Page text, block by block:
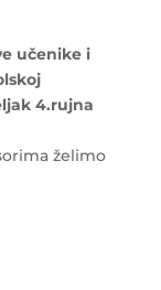
učenike i
4.rujna
želimo